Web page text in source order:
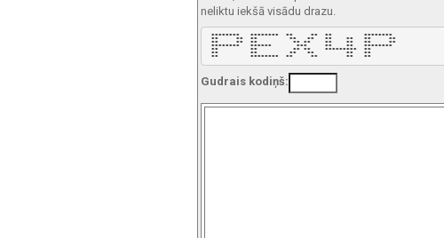
neliktu iekšā visādu drazu.
********   ********  **     **  **         ********
**     **  **         **   **   **    **   **     **
**     **  **          ** **    **    **   **     **
********   ******       ***     **    **   ********
**         **          ** **    *********  **
**         **         **   **         **   **
**         ********  **     **        **   **
Gudrais kodiņš: